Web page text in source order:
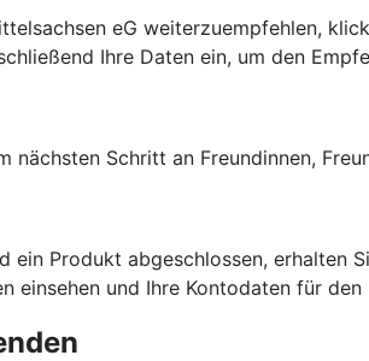
eG weiterzuempfehlen,
Ihre Daten ein, um den
nächsten Schritt an Freundinnen,
ein Produkt abgeschlossen,
einsehen und Ihre Kontodaten für